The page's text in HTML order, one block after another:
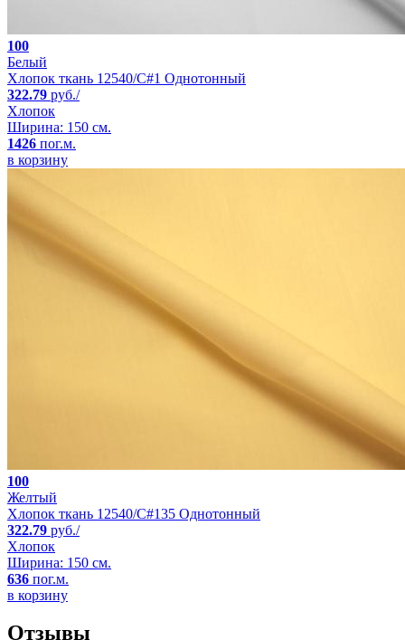
100
Белый
Хлопок ткань 12540/C#1 Однотонный
322.79 руб./
Хлопок
Ширина: 150 см.
1426 пог.м.
в корзину
100
Желтый
Хлопок ткань 12540/C#135 Однотонный
322.79 руб./
Хлопок
Ширина: 150 см.
636 пог.м.
в корзину
Отзывы